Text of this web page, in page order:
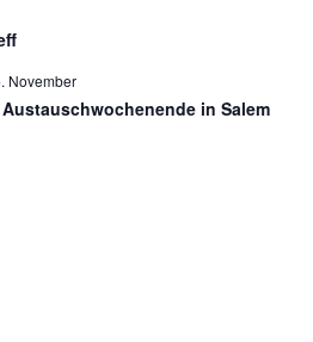
November
in Salem